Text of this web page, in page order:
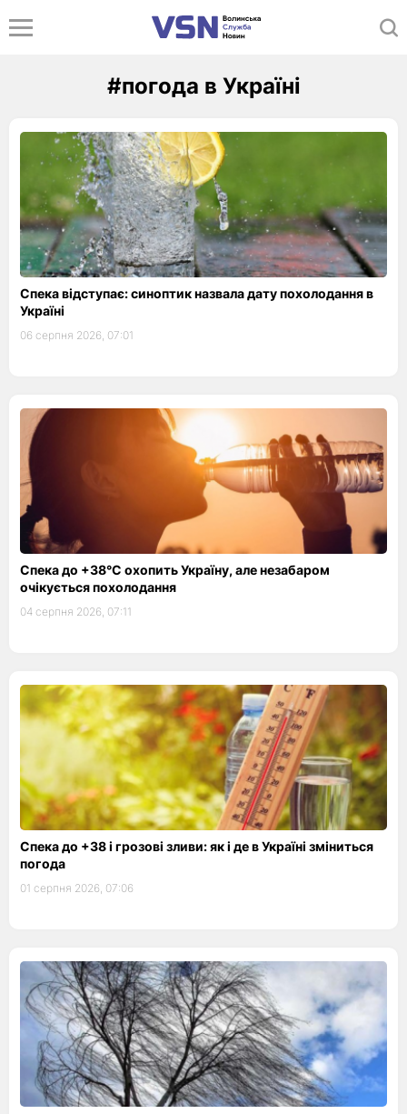
#погода в Україні
Спека відступає: синоптик назвала дату похолодання в
Україні
06 серпня 2026, 07:01
Спека до +38°С охопить Україну, але незабаром
очікується похолодання
04 серпня 2026, 07:11
Спека до +38 і грозові зливи: як і де в Україні зміниться
погода
01 серпня 2026, 07:06